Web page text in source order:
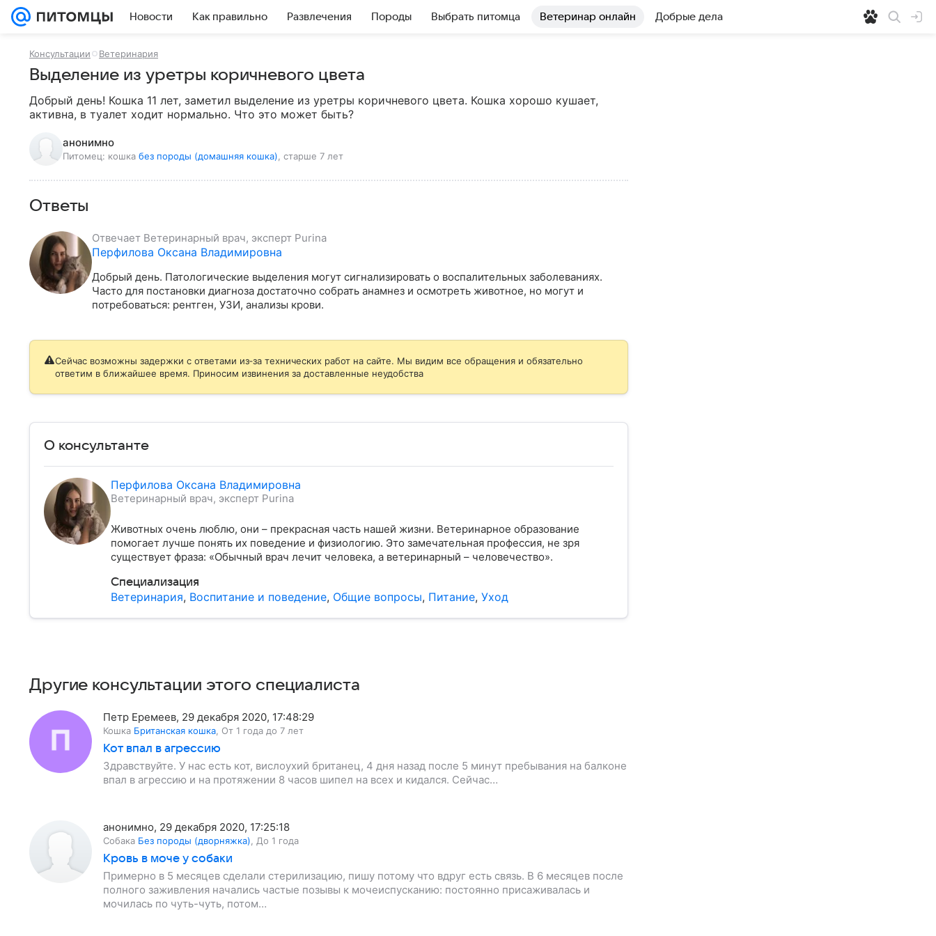
Новости Как правильно Развлечения Породы Выбрать питомца Ветеринар онлайн Добрые дела
Консультации Ветеринария
Выделение из уретры коричневого цвета
Добрый день! Кошка 11 лет, заметил выделение из уретры коричневого цвета. Кошка хорошо кушает,
активна, в туалет ходит нормально. Что это может быть?
анонимно
Питомец: кошка без породы (домашняя кошка) , старше 7 лет
Ответы
Отвечает Ветеринарный врач, эксперт Purina
Перфилова Оксана Владимировна
Добрый день. Патологические выделения могут сигнализировать о воспалительных заболеваниях.
Часто для постановки диагноза достаточно собрать анамнез и осмотреть животное, но могут и
потребоваться: рентген, УЗИ, анализы крови.
Сейчас возможны задержки с ответами из‑за технических работ на сайте. Мы видим все обращения и обязательно
ответим в ближайшее время. Приносим извинения за доставленные неудобства
О консультанте
Перфилова Оксана Владимировна
Ветеринарный врач, эксперт Purina
Животных очень люблю, они – прекрасная часть нашей жизни. Ветеринарное образование
помогает лучше понять их поведение и физиологию. Это замечательная профессия, не зря
существует фраза: «Обычный врач лечит человека, а ветеринарный – человечество».
Специализация
Ветеринария, Воспитание и поведение, Общие вопросы, Питание, Уход
Другие консультации этого специалиста
Петр Еремеев, 29 декабря 2020, 17:48:29
Кошка Британская кошка От 1 года до 7 лет
Кот впал в агрессию
Здравствуйте. У нас есть кот, вислоухий британец, 4 дня назад после 5 минут пребывания на балконе
впал в агрессию и на протяжении 8 часов шипел на всех и кидался. Сейчас…
анонимно, 29 декабря 2020, 17:25:18
Собака Без породы (дворняжка) До 1 года
Кровь в моче у собаки
Примерно в 5 месяцев сделали стерилизацию, пишу потому что вдруг есть связь. В 6 месяцев после
полного заживления начались частые позывы к мочеиспусканию: постоянно присаживалась и
мочилась по чуть-чуть, потом…